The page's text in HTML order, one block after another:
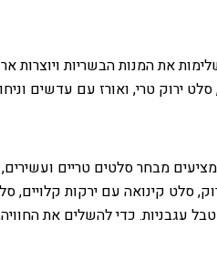
את המנות הבשריות ויוצרות
ירוק טרי, ואורז עם עדשים
מבחר סלטים טריים ועשירים,
סלט קינואה עם ירקות קלויים,
עגבניות. כדי להשלים את